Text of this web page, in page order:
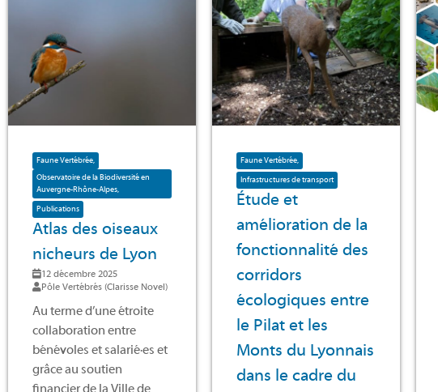
Faune Vertébrée
Observatoire de la Biodiversité en
Auvergne-Rhône-Alpes
Publications
Atlas des oiseaux
nicheurs de Lyon
12 décembre 2025
Pôle Vertébrés (Clarisse Novel)
Au terme d’une étroite
collaboration entre
bénévoles et salarié·es et
grâce au soutien
financier de la Ville de
Faune Vertébrée
Infrastructures de transport
Étude et
amélioration de la
fonctionnalité des
corridors
écologiques entre
le Pilat et les
Monts du Lyonnais
dans le cadre du